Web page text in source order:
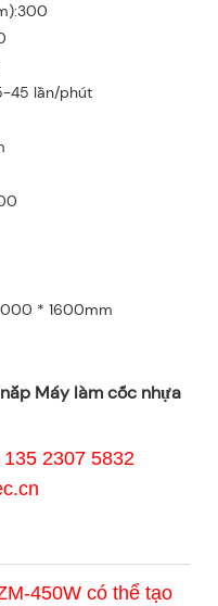
45 lần/phút
* 1600mm
Máy làm cốc nhựa
2307 5832
450W có thể tạo